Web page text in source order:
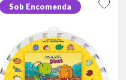
Sob Encomenda